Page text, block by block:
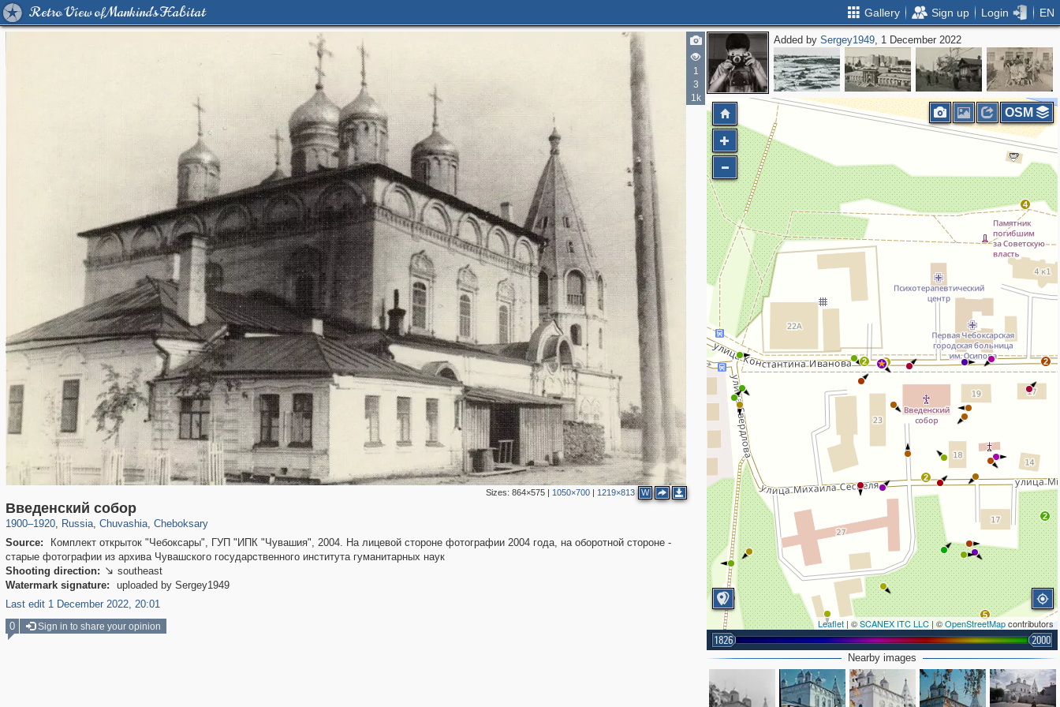
Retro View of Mankind's Habitat Gallery Sign up Login EN
1
3
1k
Sizes: 864×575| 1050×700| 1219×813 W
Введенский собор
1900–1920, Russia
1,406,581
, Chuvashia
2,793 33
, Cheboksary
Source:
Комплект открыток "Чебоксары", ГУП "ИПК "Чувашия", 2004. На лицевой стороне фотографии 2004 года, на оборотной стороне -
старые фотографии из архива Чувашского государственного института гуманитарных наук
Shooting direction:  southeast
Watermark signature:
uploaded by Sergey1949
Last edit 1 December 2022, 20:01
Added bySergey1949, 1 December 2022
4
2
5
2
2
2
2
5
2
Leaflet | ©SCANEX ITC LLC | ©OpenStreetMapcontributors
1826 2000
OSM
Nearby images
0 Sign in to share your opinion